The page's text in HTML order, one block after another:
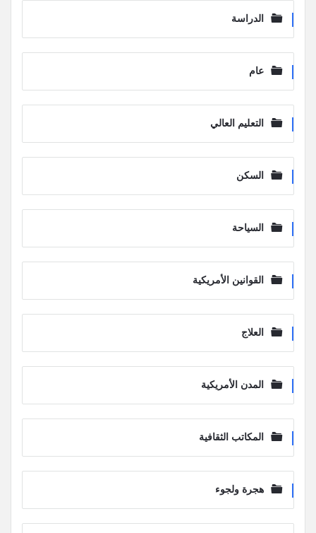
الدراسة
عام
التعليم العالي
السكن
السياحة
القوانين الأمريكية
العلاج
المدن الأمريكية
المكاتب الثقافية
هجرة ولجوء